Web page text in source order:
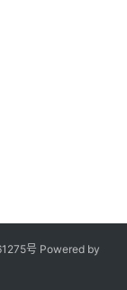
号 Powered by